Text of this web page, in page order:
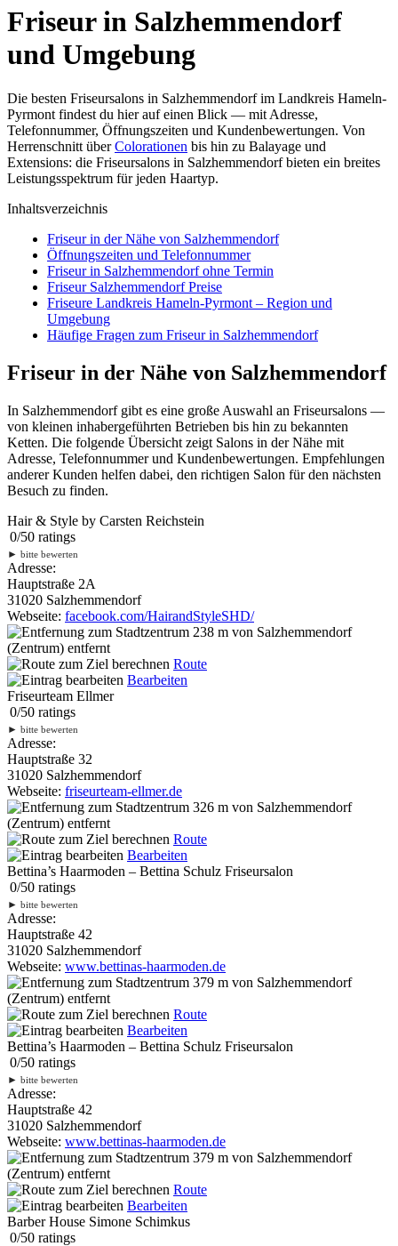
Friseur in Salzhemmendorf
und Umgebung
Die besten Friseursalons in Salzhemmendorf im Landkreis Hameln-
Pyrmont findest du hier auf einen Blick — mit Adresse,
Telefonnummer, Öffnungszeiten und Kundenbewertungen. Von
Herrenschnitt überColorationen bis hin zu Balayage und
Extensions: die Friseursalons in Salzhemmendorf bieten ein breites
Leistungsspektrum für jeden Haartyp.
Inhaltsverzeichnis
Friseur in der Nähe von Salzhemmendorf
Öffnungszeiten und Telefonnummer
Friseur in Salzhemmendorf ohne Termin
Friseur Salzhemmendorf Preise
Friseure Landkreis Hameln-Pyrmont – Region und
Umgebung
Häufige Fragen zum Friseur in Salzhemmendorf
Friseur in der Nähe von Salzhemmendorf
In Salzhemmendorf gibt es eine große Auswahl an Friseursalons —
von kleinen inhabergeführten Betrieben bis hin zu bekannten
Ketten. Die folgende Übersicht zeigt Salons in der Nähe mit
Adresse, Telefonnummer und Kundenbewertungen. Empfehlungen
anderer Kunden helfen dabei, den richtigen Salon für den nächsten
Besuch zu finden.
Hair & Style by Carsten Reichstein
0/50 ratings
► bitte bewerten
Adresse:
Hauptstraße 2A
31020 Salzhemmendorf
Webseite: facebook.com/HairandStyleSHD/
238 m von Salzhemmendorf
(Zentrum) entfernt
Route
Bearbeiten
Friseurteam Ellmer
0/50 ratings
► bitte bewerten
Adresse:
Hauptstraße 32
31020 Salzhemmendorf
Webseite: friseurteam-ellmer.de
326 m von Salzhemmendorf
(Zentrum) entfernt
Route
Bearbeiten
Bettina’s Haarmoden – Bettina Schulz Friseursalon
0/50 ratings
► bitte bewerten
Adresse:
Hauptstraße 42
31020 Salzhemmendorf
Webseite: www.bettinas-haarmoden.de
379 m von Salzhemmendorf
(Zentrum) entfernt
Route
Bearbeiten
Bettina’s Haarmoden – Bettina Schulz Friseursalon
0/50 ratings
► bitte bewerten
Adresse:
Hauptstraße 42
31020 Salzhemmendorf
Webseite: www.bettinas-haarmoden.de
379 m von Salzhemmendorf
(Zentrum) entfernt
Route
Bearbeiten
Barber House Simone Schimkus
0/50 ratings